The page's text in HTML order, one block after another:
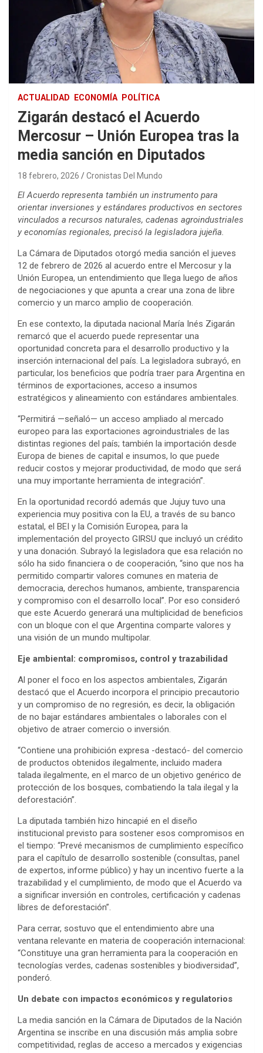
ACTUALIDAD ECONOMÍA POLÍTICA
Zigarán destacó el Acuerdo
Mercosur – Unión Europea tras la
media sanción en Diputados
18 febrero, 2026 Cronistas Del Mundo
El Acuerdo representa también un instrumento para
orientar inversiones y estándares productivos en sectores
vinculados a recursos naturales, cadenas agroindustriales
y economías regionales, precisó la legisladora jujeña.
La Cámara de Diputados otorgó media sanción el jueves
12 de febrero de 2026 al acuerdo entre el Mercosur y la
Unión Europea, un entendimiento que llega luego de años
de negociaciones y que apunta a crear una zona de libre
comercio y un marco amplio de cooperación.
En ese contexto, la diputada nacional María Inés Zigarán
remarcó que el acuerdo puede representar una
oportunidad concreta para el desarrollo productivo y la
inserción internacional del país. La legisladora subrayó, en
particular, los beneficios que podría traer para Argentina en
términos de exportaciones, acceso a insumos
estratégicos y alineamiento con estándares ambientales.
“Permitirá —señaló— un acceso ampliado al mercado
europeo para las exportaciones agroindustriales de las
distintas regiones del país; también la importación desde
Europa de bienes de capital e insumos, lo que puede
reducir costos y mejorar productividad, de modo que será
una muy importante herramienta de integración”.
En la oportunidad recordó además que Jujuy tuvo una
experiencia muy positiva con la EU, a través de su banco
estatal, el BEI y la Comisión Europea, para la
implementación del proyecto GIRSU que incluyó un crédito
y una donación. Subrayó la legisladora que esa relación no
sólo ha sido financiera o de cooperación, “sino que nos ha
permitido compartir valores comunes en materia de
democracia, derechos humanos, ambiente, transparencia
y compromiso con el desarrollo local”. Por eso consideró
que este Acuerdo generará una multiplicidad de beneficios
con un bloque con el que Argentina comparte valores y
una visión de un mundo multipolar.
Eje ambiental: compromisos, control y trazabilidad
Al poner el foco en los aspectos ambientales, Zigarán
destacó que el Acuerdo incorpora el principio precautorio
y un compromiso de no regresión, es decir, la obligación
de no bajar estándares ambientales o laborales con el
objetivo de atraer comercio o inversión.
“Contiene una prohibición expresa -destacó- del comercio
de productos obtenidos ilegalmente, incluido madera
talada ilegalmente, en el marco de un objetivo genérico de
protección de los bosques, combatiendo la tala ilegal y la
deforestación”.
La diputada también hizo hincapié en el diseño
institucional previsto para sostener esos compromisos en
el tiempo: “Prevé mecanismos de cumplimiento específico
para el capítulo de desarrollo sostenible (consultas, panel
de expertos, informe público) y hay un incentivo fuerte a la
trazabilidad y el cumplimiento, de modo que el Acuerdo va
a significar inversión en controles, certificación y cadenas
libres de deforestación”.
Para cerrar, sostuvo que el entendimiento abre una
ventana relevante en materia de cooperación internacional:
“Constituye una gran herramienta para la cooperación en
tecnologías verdes, cadenas sostenibles y biodiversidad”,
ponderó.
Un debate con impactos económicos y regulatorios
La media sanción en la Cámara de Diputados de la Nación
Argentina se inscribe en una discusión más amplia sobre
competitividad, reglas de acceso a mercados y exigencias